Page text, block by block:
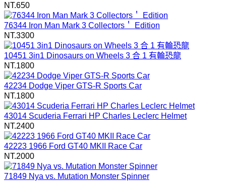
NT.650
76344 Iron Man Mark 3 Collectors＇ Edition
NT.3300
10451 3in1 Dinosaurs on Wheels 3 合 1 有輪恐龍
NT.1800
42234 Dodge Viper GTS-R Sports Car
NT.1800
43014 Scuderia Ferrari HP Charles Leclerc Helmet
NT.2400
42223 1966 Ford GT40 MKII Race Car
NT.2000
71849 Nya vs. Mutation Monster Spinner